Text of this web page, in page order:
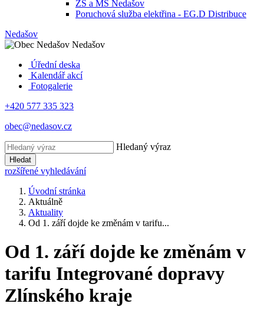
ZŠ a MŠ Nedašov
Poruchová služba elektřina - EG.D Distribuce
Nedašov
Nedašov
Úřední deska
Kalendář akcí
Fotogalerie
+420 577 335 323
obec@nedasov.cz
Hledaný výraz
Hledat
rozšířené vyhledávání
Úvodní stránka
Aktuálně
Aktuality
Od 1. září dojde ke změnám v tarifu...
Od 1. září dojde ke změnám v
tarifu Integrované dopravy
Zlínského kraje